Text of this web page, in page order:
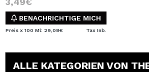
BENACHRICHTIGE MICH
Preis x 100 Ml: 29,08€ Tax Inb.
ALLE KATEGORIEN VON